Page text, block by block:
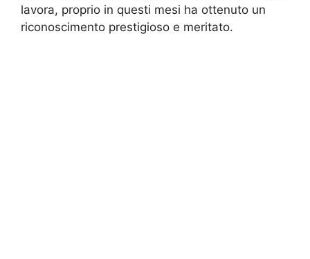
lavora, proprio in questi mesi ha ottenuto un
riconoscimento prestigioso e meritato.